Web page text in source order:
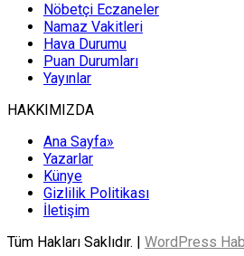
Nöbetçi Eczaneler
Namaz Vakitleri
Hava Durumu
Puan Durumları
Yayınlar
HAKKIMIZDA
Ana Sayfa»
Yazarlar
Künye
Gizlilik Politikası
İletişim
Tüm Hakları Saklıdır. | WordPress